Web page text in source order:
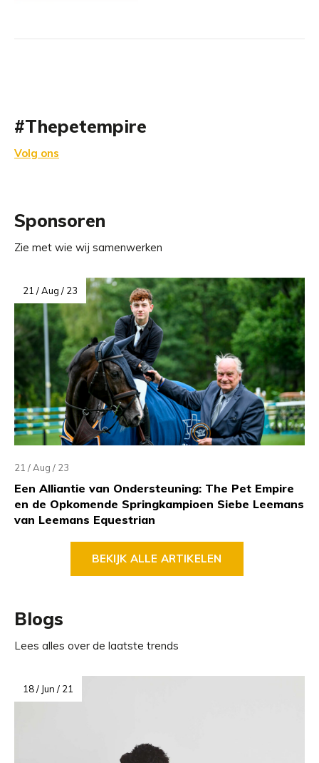
#Thepetempire
Volg ons
Sponsoren
Zie met wie wij samenwerken
21 / Aug / 23
21 / Aug / 23
Een Alliantie van Ondersteuning: The Pet Empire
en de Opkomende Springkampioen Siebe Leemans
van Leemans Equestrian
BEKIJK ALLE ARTIKELEN
Blogs
Lees alles over de laatste trends
18 / Jun / 21